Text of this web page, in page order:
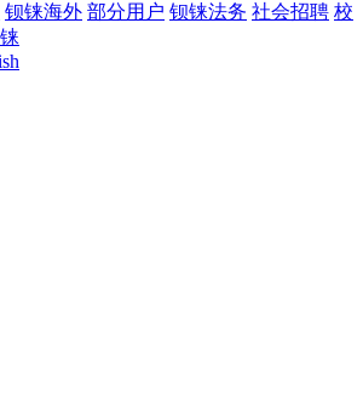
钡铼海外 部分用户 钡铼法务 社会招聘 校